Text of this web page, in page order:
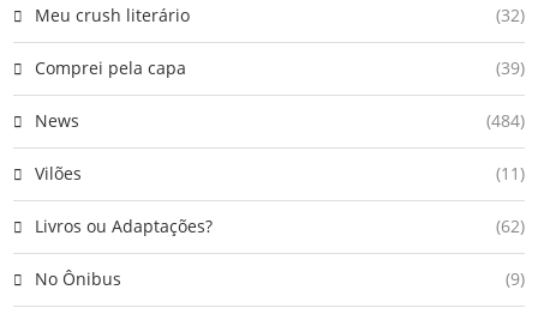
Meu crush literário (32)
Comprei pela capa (39)
News (484)
Vilões (11)
Livros ou Adaptações? (62)
No Ônibus (9)